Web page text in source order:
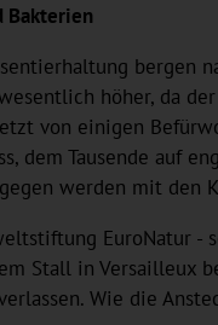
Bakterien
bergen
höher, da
von einigen
dem Tausende auf
werden mit den
EuroNatur -
Stall in Versailleux
Wie die